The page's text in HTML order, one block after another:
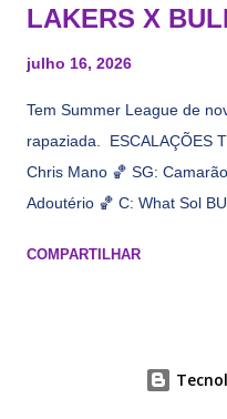
LAKERS X
julho 16, 2026
Tem Summer League de
rapaziada. ESCALAÇÕES
Chris Mano 🏀 SG:
Adoutério 🏀 C: What Sol
19h00 Local: Las Vegas
COMPARTILHAR